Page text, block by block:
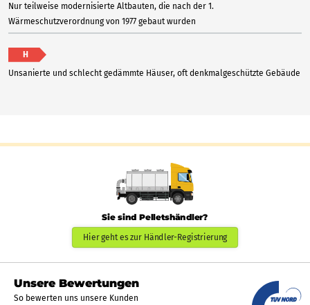
Nur teilweise modernisierte Altbauten, die nach der 1.
Wärmeschutzverordnung von 1977 gebaut wurden
H
Unsanierte und schlecht gedämmte Häuser, oft denkmalgeschützte Gebäude
Sie sind Pelletshändler?
Hier geht es zur Händler-Registrierung
Unsere Bewertungen
So bewerten uns unsere Kunden